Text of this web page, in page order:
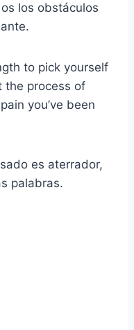
los obstáculos
to pick yourself
the process of
you’ve been
es aterrador,
palabras.